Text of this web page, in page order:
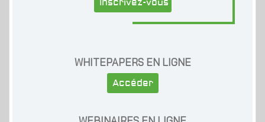
Inscrivez-vous
WHITEPAPERS EN LIGNE
Accéder